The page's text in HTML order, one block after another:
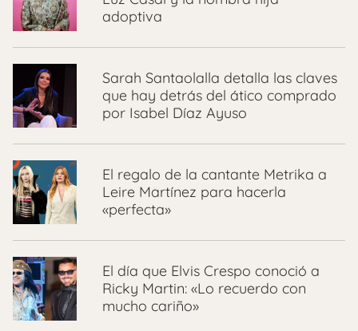
adoptiva
Sarah Santaolalla detalla las claves
que hay detrás del ático comprado
por Isabel Díaz Ayuso
El regalo de la cantante Metrika a
Leire Martínez para hacerla
«perfecta»
El día que Elvis Crespo conoció a
Ricky Martin: «Lo recuerdo con
mucho cariño»